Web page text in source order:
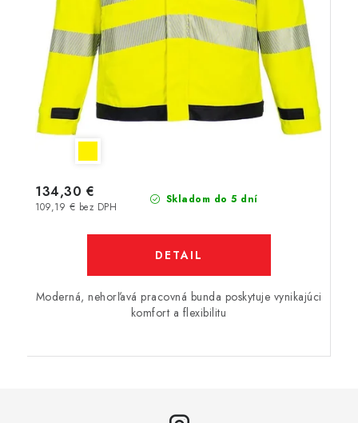
Skladom do 5 dní
109,19 € bez DPH
134,30 €
DETAIL
Moderná, nehorľavá pracovná bunda poskytuje vynikajúci
komfort a flexibilitu